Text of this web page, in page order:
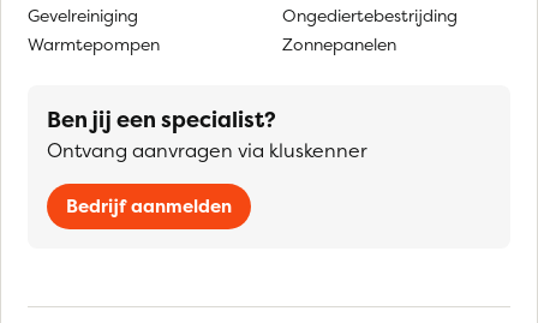
Gevelreiniging
Warmtepompen
Ongediertebestrijding
Zonnepanelen
Ben jij een specialist?
Ontvang aanvragen via kluskenner
Bedrijf aanmelden